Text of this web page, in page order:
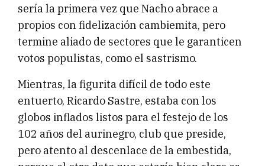
sería la primera vez que Nacho abrace a
propios con fidelización cambiemita, pero
termine aliado de sectores que le garanticen
votos populistas, como el sastrismo.
Mientras, la figurita difícil de todo este
entuerto, Ricardo Sastre, estaba con los
globos inflados listos para el festejo de los
102 años del aurinegro, club que preside,
pero atento al descenlace de la embestida,